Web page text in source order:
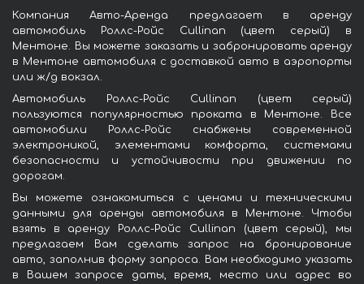
Компания Авто-Аренда предлагает в аренду
автомобиль Роллс-Ройс Cullinan (цвет серый) в
Ментоне. Вы можете заказать и забронировать аренду
в Ментоне автомобиля с доставкой авто в аэропорты
или ж/д вокзал.
Автомобиль Роллс-Ройс Cullinan (цвет серый)
пользуются популярностью проката в Ментоне. Все
автомобили Роллс-Ройс снабжены современной
электроникой, элементами комфорта, системами
безопасности и устойчивости при движении по
дорогам.
Вы можете ознакомиться с ценами и техническими
данными для аренды автомобиля в Ментоне. Чтобы
взять в аренду Роллс-Ройс Cullinan (цвет серый), мы
предлагаем Вам сделать запрос на бронирование
авто, заполнив форму запроса. Вам необходимо указать
в Вашем запросе даты, время, место или адрес во